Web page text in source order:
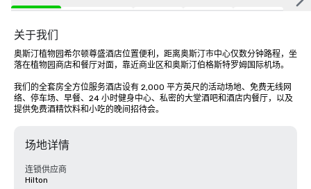
关于我们
奥斯汀植物园希尔顿尊盛酒店位置便利，距离奥斯汀市中心仅数分钟路程，坐
落在植物园商店和餐厅对面，靠近商业区和奥斯汀伯格斯特罗姆国际机场。
我们的全套房全方位服务酒店设有 2,000 平方英尺的活动场地、免费无线网
络、停车场、早餐、24 小时健身中心、私密的大堂酒吧和酒店内餐厅，以及
提供免费酒精饮料和小吃的晚间招待会。
场地详情
连锁供应商
Hilton